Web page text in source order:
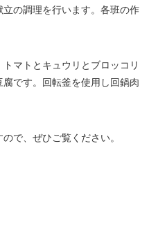
の調理を行います。各班の作
マトとキュウリとブロッコリ
です。回転釜を使用し回鍋肉
で、ぜひご覧ください。